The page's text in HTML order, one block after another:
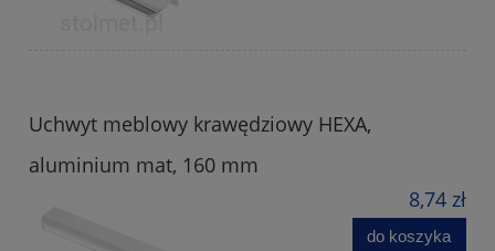
Uchwyt meblowy krawędziowy HEXA,
aluminium mat, 160 mm
8,74 zł
do koszyka